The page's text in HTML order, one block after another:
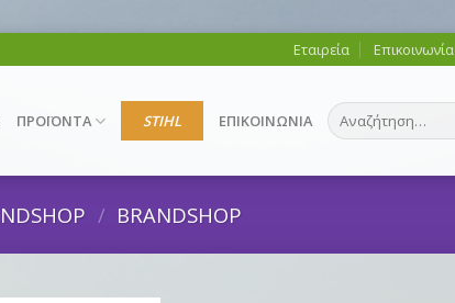
Εταιρεία Επικοινωνία
ΠΡΟΪΟΝΤΑ STIHL ΕΠΙΚΟΙΝΩΝΙΑ
Αναζήτηση
για:
/ BRANDSHOP